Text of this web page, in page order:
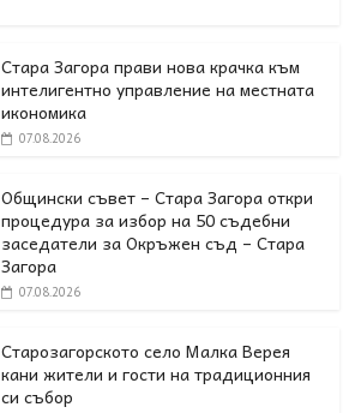
Стара Загора прави нова крачка към
интелигентно управление на местната
икономика
07.08.2026
Общински съвет – Стара Загора откри
процедура за избор на 50 съдебни
заседатели за Окръжен съд – Стара
Загора
07.08.2026
Старозагорското село Малка Верея
кани жители и гости на традиционния
си събор